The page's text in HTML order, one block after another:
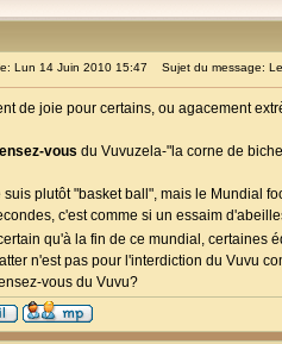
Lun 14 Juin 2010 15:47 Sujet du message:
de joie pour certains, ou agacement
vous du Vuvuzela-"la corne de
suis plutôt "basket ball", mais le Mundial
c'est comme si un essaim
qu'à la fin de ce mundial, certaines
n'est pas pour l'interdiction du Vuvu
vous du Vuvu?